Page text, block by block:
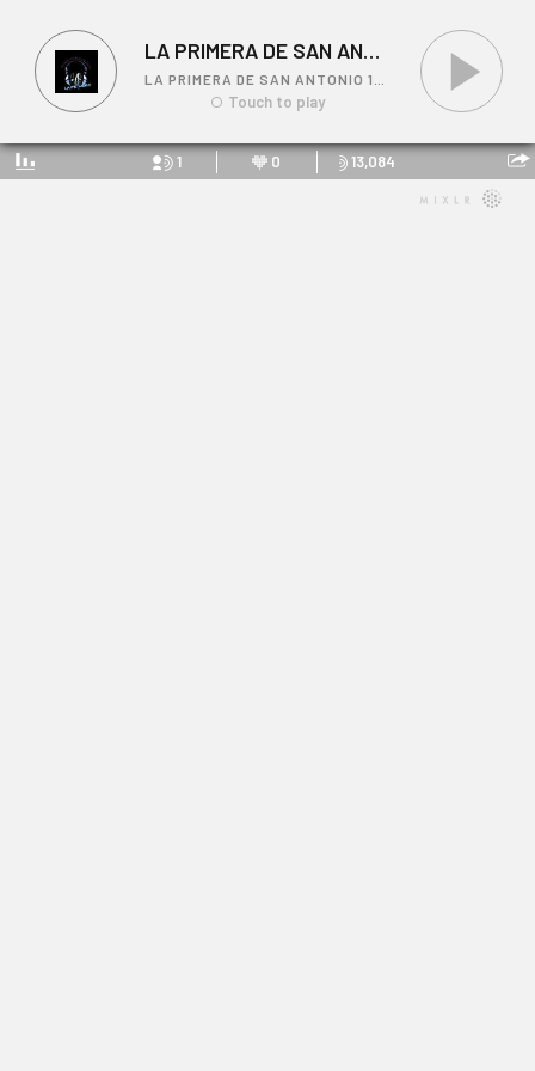
LA PRIMERA DE SAN ANTONIO 105.1FM
Touch to play
LA PRIMERA DE SAN ANTONIO 105.1FM
1 0 13,084